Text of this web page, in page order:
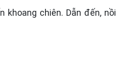
chiên. Dẫn đến, nồi